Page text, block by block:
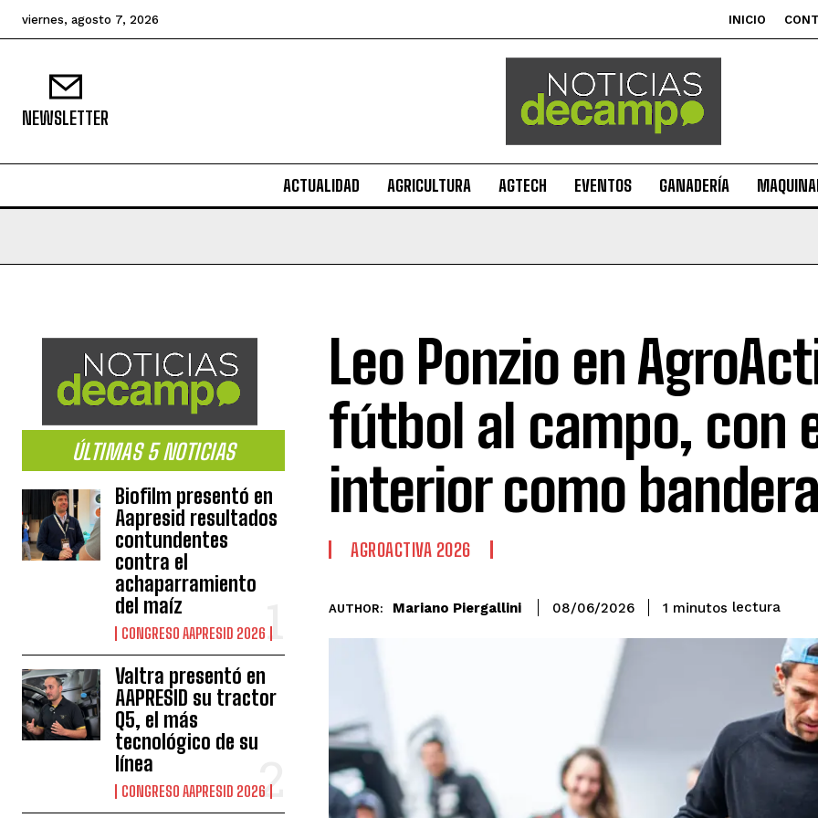
viernes, agosto 7, 2026 INICIO
NEWSLETTER
ACTUALIDAD AGRICULTURA AGTECH EVENTOS GANADERÍA
ÚLTIMAS 5 NOTICIAS
Biofilm presentó en
Aapresid resultados
contundentes
contra el
achaparramiento
del maíz
CONGRESO AAPRESID 2026
Valtra presentó en
AAPRESID su tractor
Q5, el más
tecnológico de su
línea
CONGRESO AAPRESID 2026
Leo Ponzio en
fútbol al campo, con
interior como
AGROACTIVA 2026
AUTHOR: Mariano Piergallini 08/06/2026 1 minutos lectura